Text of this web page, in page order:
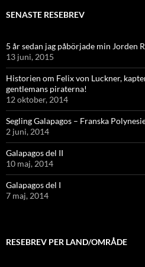
SENASTE RESEBREV
5 år sedan jag påbörjade min Jorden
13 juni, 2015
Historien om Felix von Luckner,
gentlemans piraterna!
12 oktober, 2014
Segling Galapagos – Franska
2 juni, 2014
Galapagos del II
10 maj, 2014
Galapagos del I
7 maj, 2014
RESEBREV PER LAND/OMRÅDE